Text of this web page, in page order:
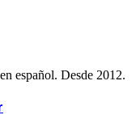
español. Desde 2012.